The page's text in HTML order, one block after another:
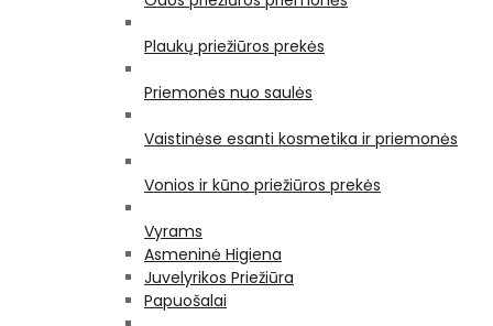
Plaukų priežiūros prekės
Priemonės nuo saulės
Vaistinėse esanti kosmetika ir priemonės
Vonios ir kūno priežiūros prekės
Vyrams
Asmeninė Higiena
Juvelyrikos Priežiūra
Papuošalai